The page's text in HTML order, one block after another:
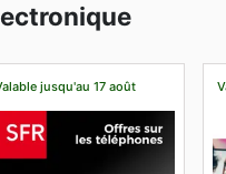
jusqu'au 17 août